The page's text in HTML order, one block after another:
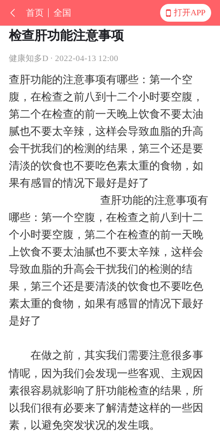
首页 全国 打开APP
检查肝功能注意事项
健康知多D · 2022-04-13 12:00
查肝功能的注意事项有哪些：第一个空
腹，在检查之前八到十二个小时要空腹，
第二个在检查的前一天晚上饮食不要太油
腻也不要太辛辣，这样会导致血脂的升高
会干扰我们的检测的结果，第三个还是要
清淡的饮食也不要吃色素太重的食物，如
果有感冒的情况下最好是好了
查肝功能的注意事项有
哪些：第一个空腹，在检查之前八到十二
个小时要空腹，第二个在检查的前一天晚
上饮食不要太油腻也不要太辛辣，这样会
导致血脂的升高会干扰我们的检测的结
果，第三个还是要清淡的饮食也不要吃色
素太重的食物，如果有感冒的情况下最好
是好了
在做之前，其实我们需要注意很多事
情呢，因为我们会发现一些客观、主观因
素很容易就影响了肝功能检查的结果，所
以我们很有必要来了解清楚这样的一些因
素，以避免突发状况的发生哦。